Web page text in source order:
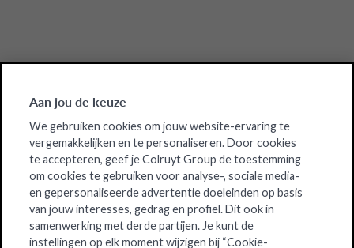
Aan jou de keuze
We gebruiken cookies om jouw website-ervaring te
vergemakkelijken en te personaliseren. Door cookies
te accepteren, geef je Colruyt Group de toestemming
om cookies te gebruiken voor analyse-, sociale media-
en gepersonaliseerde advertentie doeleinden op basis
van jouw interesses, gedrag en profiel. Dit ook in
samenwerking met derde partijen. Je kunt de
instellingen op elk moment wijzigen bij “Cookie-